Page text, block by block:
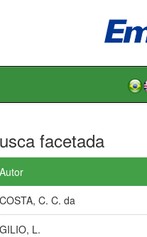
facetada
Autor
COSTA, C. C. da
GILIO, L.